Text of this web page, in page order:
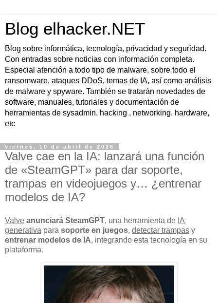
Blog elhacker.NET
Blog sobre informática, tecnología, privacidad y seguridad.
Con entradas sobre noticias con información completa.
Especial atención a todo tipo de malware, sobre todo el
ransomware, ataques DDoS, temas de IA, así como análisis
de malware y spyware. También se tratarán novedades de
software, manuales, tutoriales y documentación de
herramientas de sysadmin, hacking , networking, hardware,
etc
viernes, 10 de abril de 2026
Valve cae en la IA: lanzará una función
de «SteamGPT» para dar soporte,
trampas en videojuegos y… ¿entrenar
modelos de IA?
Valve anunciará SteamGPT, una herramienta de IA
generativa para soporte en juegos, detectar trampas y
entrenar modelos de IA, integrando esta tecnología en su
plataforma.